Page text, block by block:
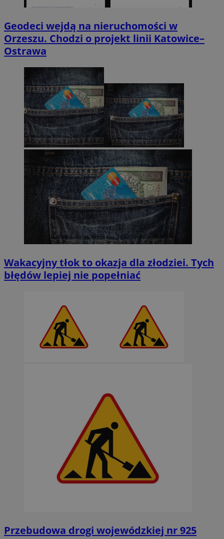
Geodeci wejdą na nieruchomości w
Orzeszu. Chodzi o projekt linii Katowice–
Ostrawa
Wakacyjny tłok to okazja dla złodziei. Tych
błędów lepiej nie popełniać
Przebudowa drogi wojewódzkiej nr 925